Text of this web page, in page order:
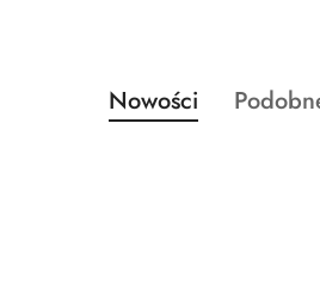
Pomiń karuzelę produktów
Produkty
o
Nowości